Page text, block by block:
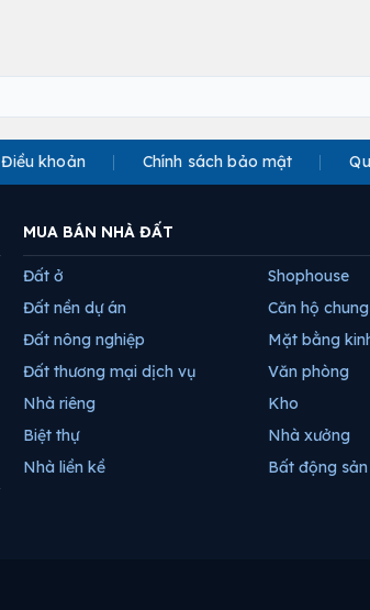
Điều khoản Chính sách bảo mật
MUA BÁN NHÀ ĐẤT
Đất ở
Đất nền dự án
Đất nông nghiệp
Đất thương mại dịch vụ
Nhà riêng
Biệt thự
Nhà liền kề
Shophouse
Căn hộ
Mặt bằng
Văn phòng
Kho
Nhà xưởng
Bất động